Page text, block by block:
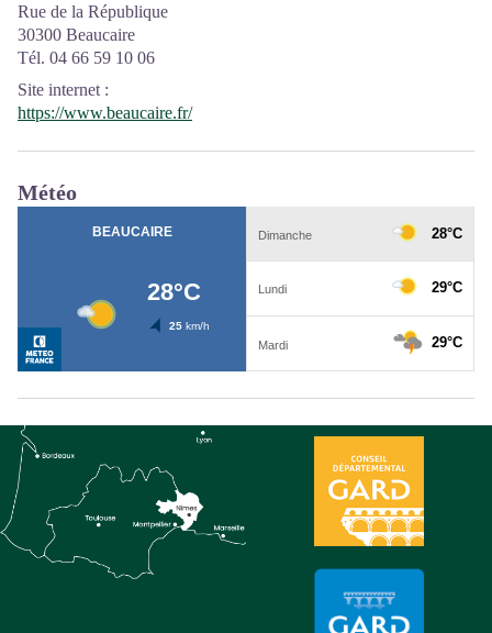
Rue de la République
30300 Beaucaire
Tél. 04 66 59 10 06
Site internet :
https://www.beaucaire.fr/
Météo